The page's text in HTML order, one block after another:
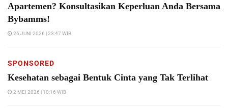
Apartemen? Konsultasikan Keperluan Anda Bersama
Bybamms!
26 JUNI 2026 | 23:47 WIB
SPONSORED
Kesehatan sebagai Bentuk Cinta yang Tak Terlihat
2 MEI 2026 | 10:16 WIB